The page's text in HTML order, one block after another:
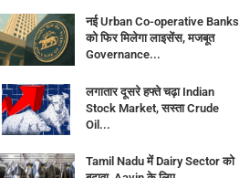
नई Urban Co-operative Banks
को फिर मिलेगा लाइसेंस, मजबूत
Governance...
लगातार दूसरे हफ्ते चढ़ा Indian
Stock Market, सस्ता Crude
Oil...
Tamil Nadu में Dairy Sector को